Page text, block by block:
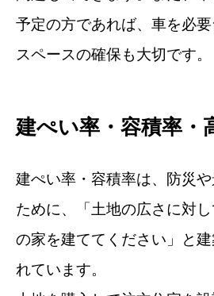
予定の方であれば、車を必
スペースの確保も大切です。
建ぺい率・容積率・
建ぺい率・容積率は、防災
ために、「土地の広さに対
の家を建ててください」と
れています。